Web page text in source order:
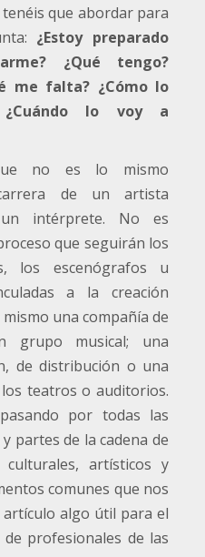
que abordar para
¿Estoy preparado
¿Qué tengo?
me falta? ¿Cómo lo
lo voy a
no es lo mismo
de un artista
intérprete. No es
que seguirán los
los escenógrafos u
a la creación
una compañía de
grupo musical; una
de distribución o una
teatros o auditorios.
por todas las
partes de la cadena de
artísticos y
comunes que nos
algo útil para el
profesionales de las